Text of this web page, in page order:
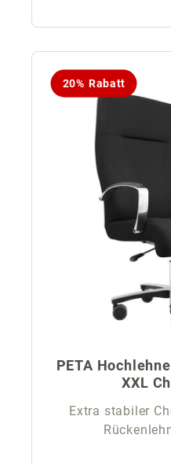
20% Rabatt
PETA
XXL
Extra stabiler